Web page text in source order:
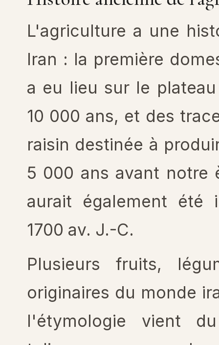
L'agriculture a une
Iran : la première
a eu lieu sur le
10 000 ans, et des
raisin destinée à
5 000 ans avant notre
aurait également été
1700 av. J.-C.
Plusieurs fruits,
originaires du monde
l'étymologie vient